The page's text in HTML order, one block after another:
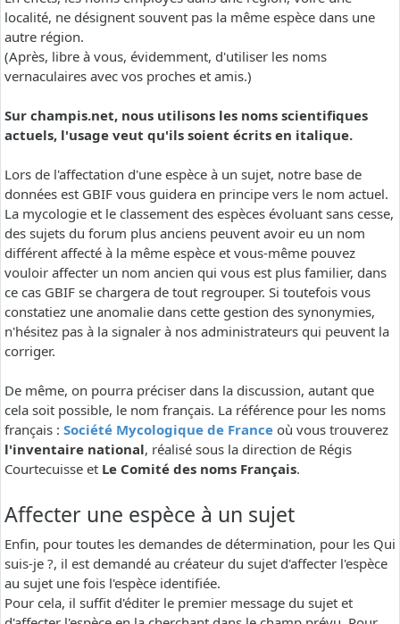
localité, ne désignent souvent pas la même espèce dans une
autre région.
(Après, libre à vous, évidemment, d'utiliser les noms
vernaculaires avec vos proches et amis.)
Sur champis.net, nous utilisons les noms scientifiques
actuels, l'usage veut qu'ils soient écrits en italique.
Lors de l'affectation d'une espèce à un sujet, notre base de
données est GBIF vous guidera en principe vers le nom actuel.
La mycologie et le classement des espèces évoluant sans cesse,
des sujets du forum plus anciens peuvent avoir eu un nom
différent affecté à la même espèce et vous-même pouvez
vouloir affecter un nom ancien qui vous est plus familier, dans
ce cas GBIF se chargera de tout regrouper. Si toutefois vous
constatiez une anomalie dans cette gestion des synonymies,
n'hésitez pas à la signaler à nos administrateurs qui peuvent la
corriger.
De même, on pourra préciser dans la discussion, autant que
cela soit possible, le nom français. La référence pour les noms
français : Société Mycologique de France où vous trouverez
l'inventaire national, réalisé sous la direction de Régis
Courtecuisse et Le Comité des noms Français.
Affecter une espèce à un sujet
Enfin, pour toutes les demandes de détermination, pour les Qui
suis-je ?, il est demandé au créateur du sujet d'affecter l'espèce
au sujet une fois l'espèce identifiée.
Pour cela, il suffit d'éditer le premier message du sujet et